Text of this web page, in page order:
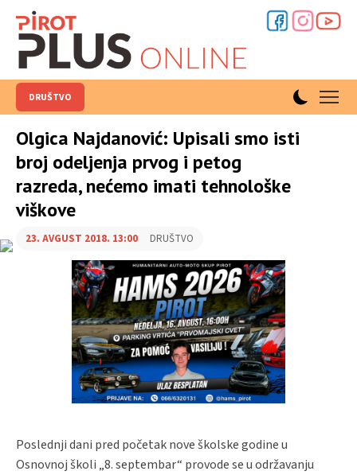
DRUŠTVO
Olgica Najdanović: Upisali smo isti
broj odeljenja prvog i petog
razreda, nećemo imati tehnološke
viškove
23. AVGUST 2018. 13:00 DRUŠTVO
Poslednji dani pred početak nove školske godine u
Osnovnoj školi „8. septembar“ provode se u održavanju